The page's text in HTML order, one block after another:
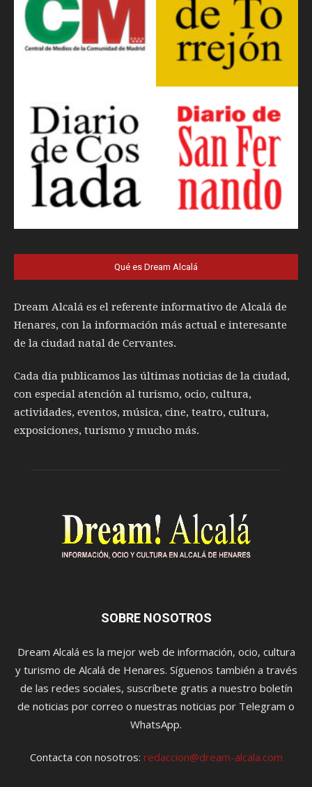
Qué es Dream Alcalá
Dream Alcalá es el referente informativo de Alcalá de
Henares, con la información más actual e interesante
de la ciudad natal de Cervantes.
Cada día publicamos las últimas noticias de la ciudad,
con especial atención al turismo, ocio, cultura,
actividades, eventos, música, cine, teatro, cultura,
exposiciones, turismo y mucho más.
SOBRE NOSOTROS
Dream Alcalá es la mejor web de información, ocio, cultura
y turismo de Alcalá de Henares. Síguenos también a través
de las redes sociales, suscríbete gratis a nuestro boletín
de noticias por correo o nuestras noticias por Telegram o
WhatsApp.
Contacta con nosotros: redaccion@dream-alcala.com